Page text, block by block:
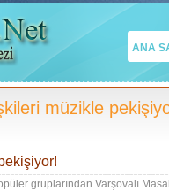
ANA
müzikle
gruplarından Varşovalı